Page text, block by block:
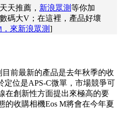
推薦， 新浪眾測等你加
碼大V；在這裡，產品好壞
來新浪眾測]
前最新的產品是去年秋季的收
定位是APS-C微單，市場競爭可
在創新性方面提出來極高的要
的收購相機Eos M將會在今年夏